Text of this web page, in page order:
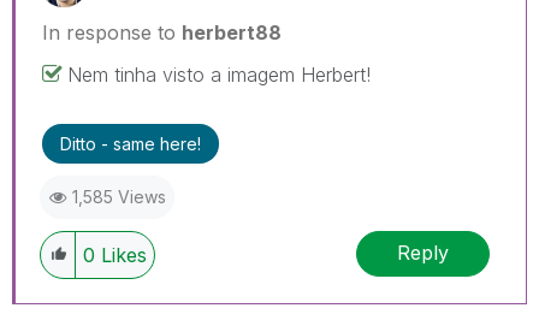
In response to herbert88
Nem tinha visto a imagem Herbert!
Ditto - same here!
1,585 Views
0 Likes Reply